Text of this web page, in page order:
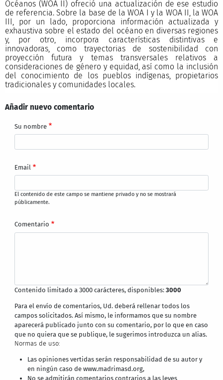
Océanos (WOA II) ofreció una actualización de ese estudio
de referencia. Sobre la base de la WOA I y la WOA II, la WOA
III, por un lado, proporciona información actualizada y
exhaustiva sobre el estado del océano en diversas regiones
y, por otro, incorpora características distintivas e
innovadoras, como trayectorias de sostenibilidad con
proyección futura y temas transversales relativos a
consideraciones de género y equidad, así como la inclusión
del conocimiento de los pueblos indígenas, propietarios
tradicionales y comunidades locales.
Añadir nuevo comentario
Su nombre
Email
El contenido de este campo se mantiene privado y no se mostrará
públicamente.
Comentario
Contenido limitado a 3000 carácteres, disponibles:3000
Para el envío de comentarios, Ud. deberá rellenar todos los
campos solicitados. Así mismo, le informamos que su nombre
aparecerá publicado junto con su comentario, por lo que en caso
que no quiera que se publique, le sugerimos introduzca un alias.
Normas de uso:
Las opiniones vertidas serán responsabilidad de su autor y
en ningún caso de www.madrimasd.org,
No se admitirán comentarios contrarios a las leyes